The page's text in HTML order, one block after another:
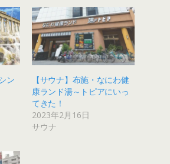
ン
【サウナ】布施・なにわ健
康ランド湯～トピアにいっ
てきた！
2023年2月16日
サウナ